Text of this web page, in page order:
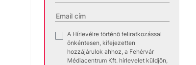
A Hírlevélre történő feliratkozással
önkéntesen, kifejezetten
hozzájárulok ahhoz, a Fehérvár
Médiacentrum Kft. hírlevelet küldjön,